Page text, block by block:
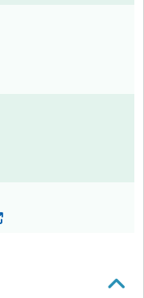
Externer Link